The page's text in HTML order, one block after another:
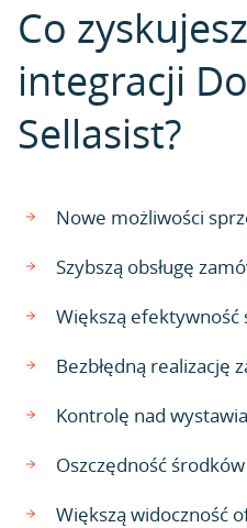
Co
integracji
Sellasist?
Nowe możliwości
Szybszą obsługę
Większą efektywność
Bezbłędną realizację
Kontrolę nad
Oszczędność
Większą widoczność